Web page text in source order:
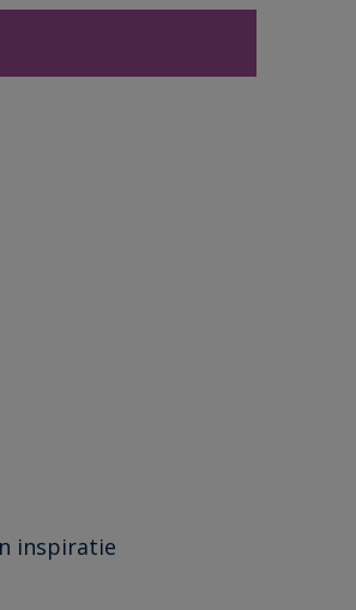
inspiratie